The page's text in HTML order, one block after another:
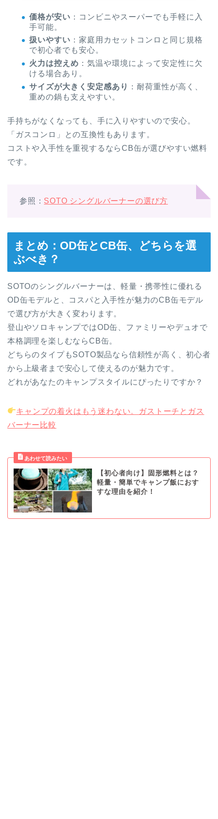
価格が安い ：コンビニやスーパーでも手軽に入
手可能。
扱いやすい ：家庭用カセットコンロと同じ規格
で初心者でも安心。
火力は控えめ ：気温や環境によって安定性に欠
ける場合あり。
サイズが大きく安定感あり
：耐荷重性が高く、
重めの鍋も支えやすい。
手持ちがなくなっても、手に入りやすいので安心。
「ガスコンロ」との互換性もあります。
コストや入手性を重視するならCB缶が選びやすい燃料
です。
参照： SOTO シングルバーナーの選び方
まとめ：OD缶とCB缶、どちらを選
ぶべき？
SOTOのシングルバーナーは、軽量・携帯性に優れる
OD缶モデルと、コスパと入手性が魅力のCB缶モデル
で選び方が大きく変わります。
登山やソロキャンプではOD缶、ファミリーやデュオで
本格調理を楽しむならCB缶。
どちらのタイプもSOTO製品なら信頼性が高く、初心者
から上級者まで安心して使えるのが魅力です。
どれがあなたのキャンプスタイルにぴったりですか？
キャンプの着火はもう迷わない。ガストーチとガス
バーナー比較
【初心者向け】固形燃料とは？
軽量・簡単でキャンプ飯におす
すな理由を紹介！